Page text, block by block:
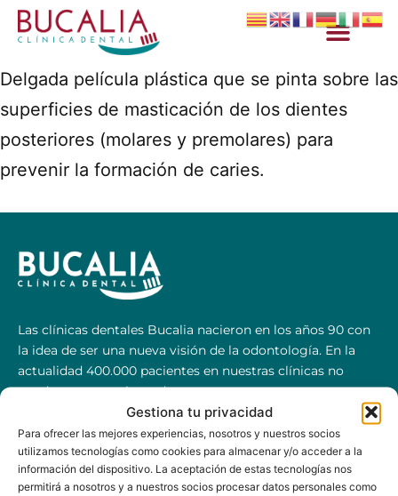
Gestiona tu privacidad
Para ofrecer las mejores experiencias, nosotros y nuestros socios
utilizamos tecnologías como cookies para almacenar y/o acceder a la
información del dispositivo. La aceptación de estas tecnologías nos
permitirá a nosotros y a nuestros socios procesar datos personales como
Delgada película plástica que se pinta sobre las
superficies de masticación de los dientes
posteriores (molares y premolares) para
prevenir la formación de caries.
Las clínicas dentales Bucalia nacieron en los años 90 con
la idea de ser una nueva visión de la odontología. En la
actualidad 400.000 pacientes en nuestras clínicas no
pueden estar equivocados.
Queremos agradeceros a todos vuestra confianza. Vamos
a seguir con la misma ilusión del primer día, con la idea
de ser cada vez mejores.